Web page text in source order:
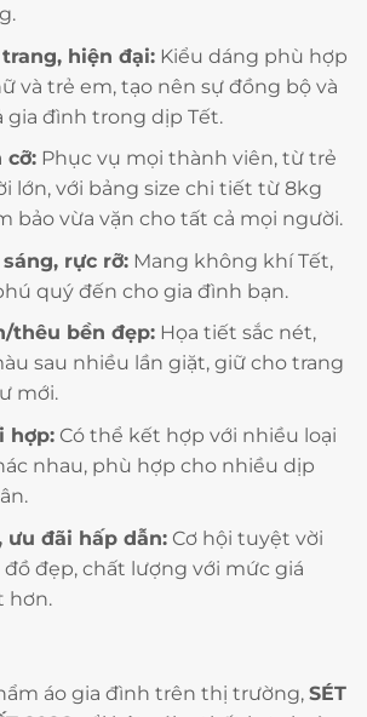
hiện đại:Kiểu dáng phù hợp
và trẻ em, tạo nên sự đồng bộ và
gia đình trong dịp Tết.
cỡ:Phục vụ mọi thành viên, từ trẻ
lớn, với bảng size chi tiết từ 8kg
bảo vừa vặn cho tất cả mọi người.
rực rỡ:Mang không khí Tết,
quý đến cho gia đình bạn.
thêu bền đẹp:Họa tiết sắc nét,
sau nhiều lần giặt, giữ cho trang
mới.
hợp:Có thể kết hợp với nhiều loại
nhau, phù hợp cho nhiều dịp
ưu đãi hấp dẫn:Cơ hội tuyệt vời
đẹp, chất lượng với mức giá
hơn.
áo gia đình trên thị trường, SÉT